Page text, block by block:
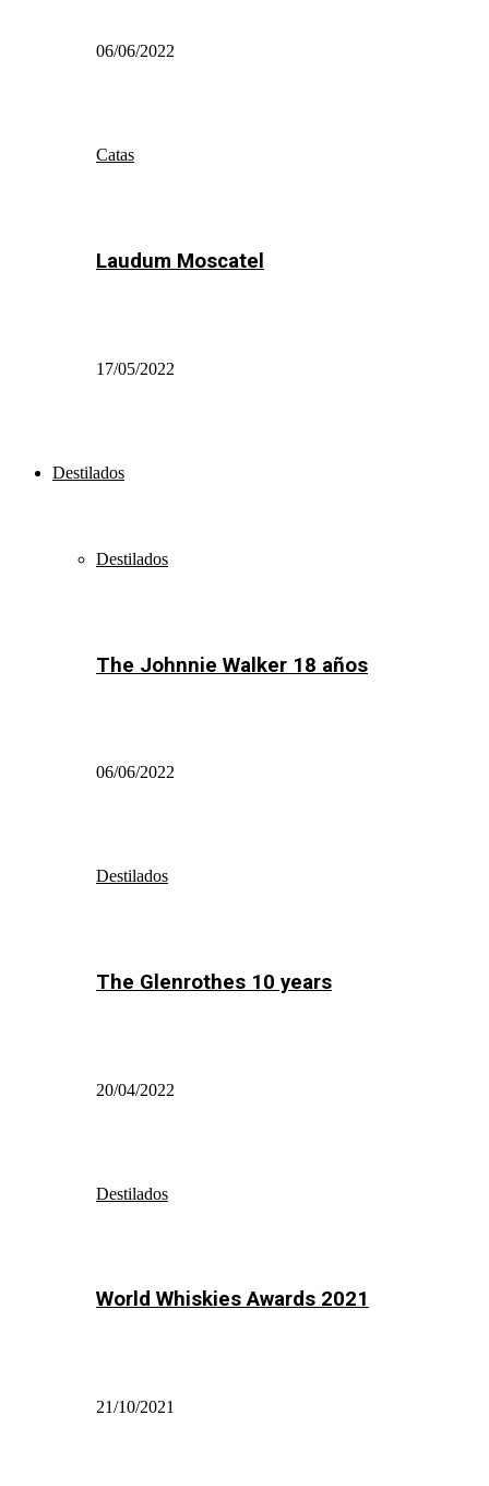
06/06/2022
Catas
Laudum Moscatel
17/05/2022
Destilados
Destilados
The Johnnie Walker 18 años
06/06/2022
Destilados
The Glenrothes 10 years
20/04/2022
Destilados
World Whiskies Awards 2021
21/10/2021